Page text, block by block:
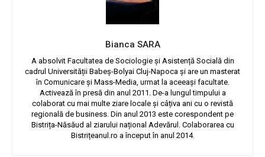
Bianca SARA
A absolvit Facultatea de Sociologie și Asistență Socială din
cadrul Universității Babeș-Bolyai Cluj-Napoca și are un masterat
în Comunicare și Mass-Media, urmat la aceeași facultate.
Activează în presă din anul 2011. De-a lungul timpului a
colaborat cu mai multe ziare locale și câțiva ani cu o revistă
regională de business. Din anul 2013 este corespondent pe
Bistrița-Năsăud al ziarului național Adevărul. Colaborarea cu
Bistrițeanul.ro a început în anul 2014.